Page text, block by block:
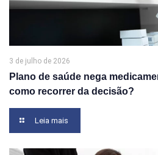
3 de julho de 2026
Plano de saúde nega
como recorrer da decisão?
Leia mais